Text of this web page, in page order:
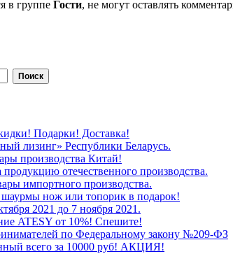
в группе Гости, не могут оставлять
Поиск
Подарки! Доставка!
лизинг» Республики Беларусь.
производства Китай!
отечественного производства.
импортного производства.
шаурмы нож или топорик в подарок!
2021 до 7 ноября 2021.
ATESY от 10%! Спешите!
по Федеральному закону №209-ФЗ
всего за 10000 руб! АКЦИЯ!